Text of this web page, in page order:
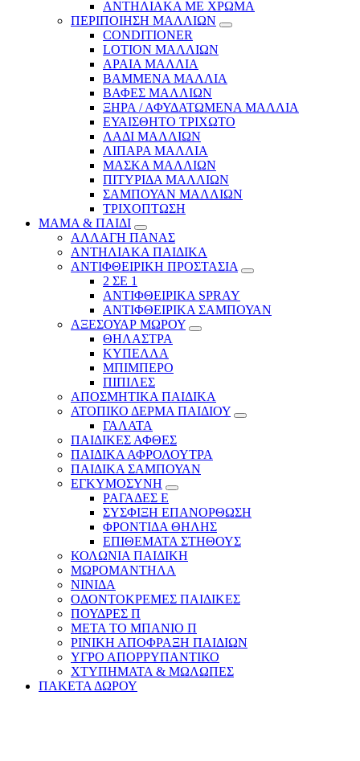
ΑΝΤΗΛΙΑΚΑ ΜΕ ΧΡΩΜΑ
ΠΕΡΙΠΟΙΗΣΗ ΜΑΛΛΙΩΝ
CONDITIONER
LOTION ΜΑΛΛΙΩΝ
ΑΡΑΙΑ ΜΑΛΛΙΑ
ΒΑΜΜΕΝΑ ΜΑΛΛΙΑ
ΒΑΦΕΣ ΜΑΛΛΙΩΝ
ΞΗΡΑ / ΑΦΥΔΑΤΩΜΕΝΑ ΜΑΛΛΙΑ
ΕΥΑΙΣΘΗΤΟ ΤΡΙΧΩΤΟ
ΛΑΔΙ ΜΑΛΛΙΩΝ
ΛΙΠΑΡΑ ΜΑΛΛΙΑ
ΜΑΣΚΑ ΜΑΛΛΙΩΝ
ΠΙΤΥΡΙΔΑ ΜΑΛΛΙΩΝ
ΣΑΜΠΟΥΑΝ ΜΑΛΛΙΩΝ
ΤΡΙΧΟΠΤΩΣΗ
ΜΑΜΑ & ΠΑΙΔΙ
ΑΛΛΑΓΗ ΠΑΝΑΣ
ΑΝΤΗΛΙΑΚΑ ΠΑΙΔΙΚΑ
ΑΝΤΙΦΘΕΙΡΙΚΗ ΠΡΟΣΤΑΣΙΑ
2 ΣΕ 1
ΑΝΤΙΦΘΕΙΡΙΚΑ SPRAY
ΑΝΤΙΦΘΕΙΡΙΚΑ ΣΑΜΠΟΥΑΝ
ΑΞΕΣΟΥΑΡ ΜΩΡΟΥ
ΘΗΛΑΣΤΡΑ
ΚΥΠΕΛΛΑ
ΜΠΙΜΠΕΡΟ
ΠΙΠΙΛΕΣ
ΑΠΟΣΜΗΤΙΚΑ ΠΑΙΔΙΚΑ
ΑΤΟΠΙΚΟ ΔΕΡΜΑ ΠΑΙΔΙΟΥ
ΓΑΛΑΤΑ
ΠΑΙΔΙΚΕΣ ΑΦΘΕΣ
ΠΑΙΔΙΚΑ ΑΦΡΟΛΟΥΤΡΑ
ΠΑΙΔΙΚΑ ΣΑΜΠΟΥΑΝ
ΕΓΚΥΜΟΣΥΝΗ
ΡΑΓΑΔΕΣ Ε
ΣΥΣΦΙΞΗ ΕΠΑΝΟΡΘΩΣΗ
ΦΡΟΝΤΙΔΑ ΘΗΛΗΣ
ΕΠΙΘΕΜΑΤΑ ΣΤΗΘΟΥΣ
ΚΟΛΩΝΙΑ ΠΑΙΔΙΚΗ
ΜΩΡΟΜΑΝΤΗΛΑ
ΝΙΝΙΔΑ
ΟΔΟΝΤΟΚΡΕΜΕΣ ΠΑΙΔΙΚΕΣ
ΠΟΥΔΡΕΣ Π
ΜΕΤΑ ΤΟ ΜΠΑΝΙΟ Π
ΡΙΝΙΚΗ ΑΠΟΦΡΑΞΗ ΠΑΙΔΙΩΝ
ΥΓΡΟ ΑΠΟΡΡΥΠΑΝΤΙΚΟ
ΧΤΥΠΗΜΑΤΑ & ΜΩΛΩΠΕΣ
ΠΑΚΕΤΑ ΔΩΡΟΥ